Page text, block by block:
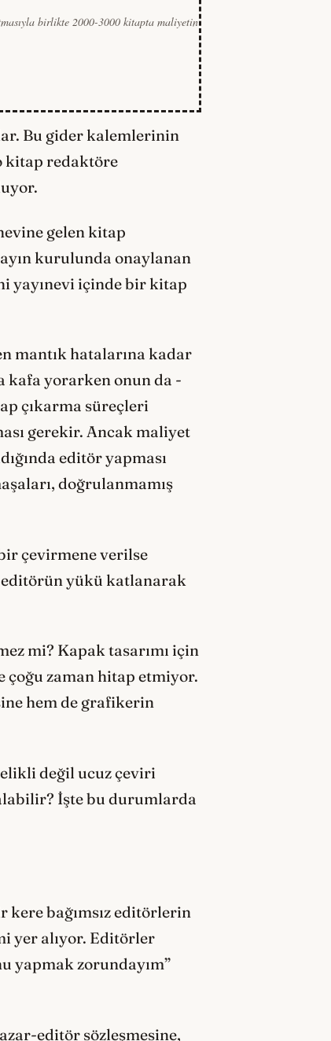
birlikte 2000-3000 kitapta maliyetin
Bu gider kalemlerinin
kitap redaktöre
gelen kitap
kurulunda onaylanan
yayınevi içinde bir kitap
mantık hatalarına kadar
kafa yorarken onun da -
çıkarma süreçleri
gerekir. Ancak maliyet
editör yapması
doğrulanmamış
çevirmene verilse
yükü katlanarak
mi? Kapak tasarımı için
çoğu zaman hitap etmiyor.
hem de grafikerin
değil ucuz çeviri
İşte bu durumlarda
bağımsız editörlerin
yer alıyor. Editörler
yapmak zorundayım”
editör sözleşmesine,